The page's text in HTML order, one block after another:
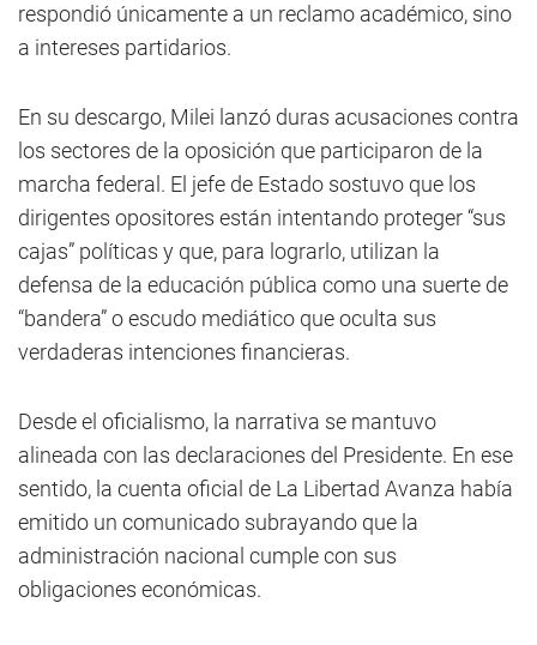
respondió únicamente a un reclamo académico, sino
a intereses partidarios.
En su descargo, Milei lanzó duras acusaciones contra
los sectores de la oposición que participaron de la
marcha federal. El jefe de Estado sostuvo que los
dirigentes opositores están intentando proteger “sus
cajas” políticas y que, para lograrlo, utilizan la
defensa de la educación pública como una suerte de
“bandera” o escudo mediático que oculta sus
verdaderas intenciones financieras.
Desde el oficialismo, la narrativa se mantuvo
alineada con las declaraciones del Presidente. En ese
sentido, la cuenta oficial de La Libertad Avanza había
emitido un comunicado subrayando que la
administración nacional cumple con sus
obligaciones económicas.